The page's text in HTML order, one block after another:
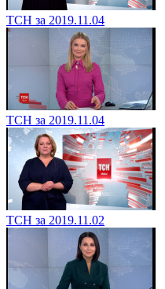
ТСН за 2019.11.04
ТСН за 2019.11.04
ТСН за 2019.11.02